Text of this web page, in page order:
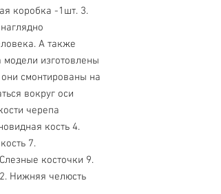
коробка -1шт. 3.
А также
изготовлены
смонтированы на
вокруг оси
черепа
кость 4.
7.
косточки 9.
Нижняя челюсть